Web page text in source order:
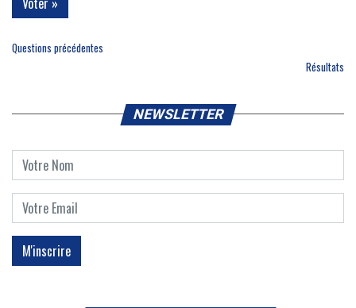
Questions précédentes
Résultats
NEWSLETTER